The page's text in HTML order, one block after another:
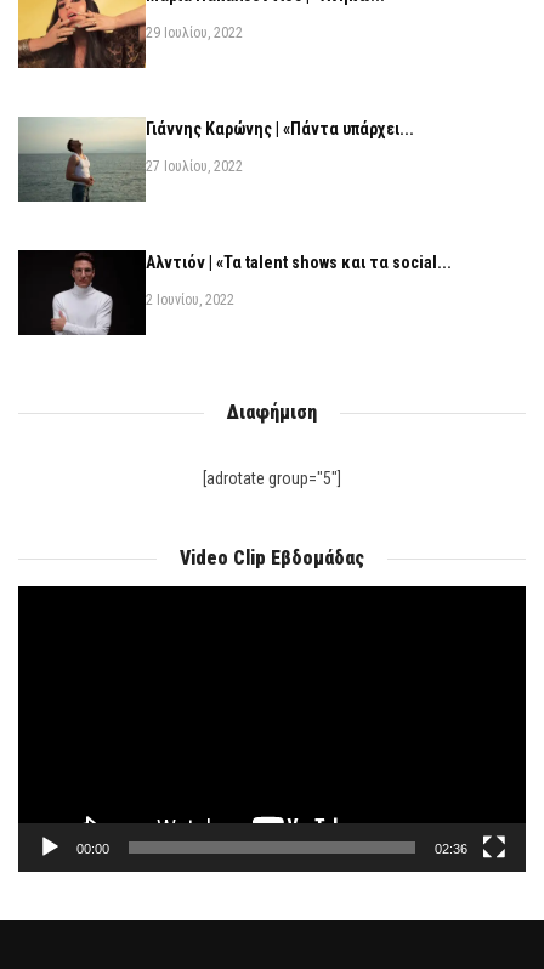
29 Ιουλίου, 2022
Γιάννης Καρώνης | «Πάντα υπάρχει...
27 Ιουλίου, 2022
Αλντιόν | «Τα talent shows και τα social...
2 Ιουνίου, 2022
Διαφήμιση
[adrotate group="5"]
Video Clip Εβδομάδας
00:00 02:36